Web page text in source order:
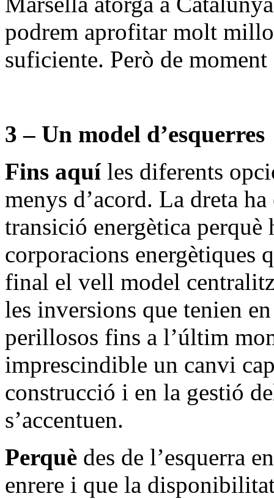
podrem aprofitar molt
suficiente. Però de
3 – Un model d’esquerres
Fins aquíles diferents
menys d’acord. La dreta
transició energètica perquè
corporacions energètiques
final el vell model
les inversions que tenien
perillosos fins a l’últim
imprescindible un canvi
construcció i en la gestió
s’accentuen.
Perquè des de l’esquerra
enrere i que la